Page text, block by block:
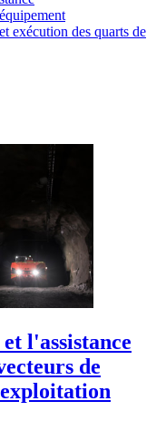
exécution des quarts de
l'assistance
de